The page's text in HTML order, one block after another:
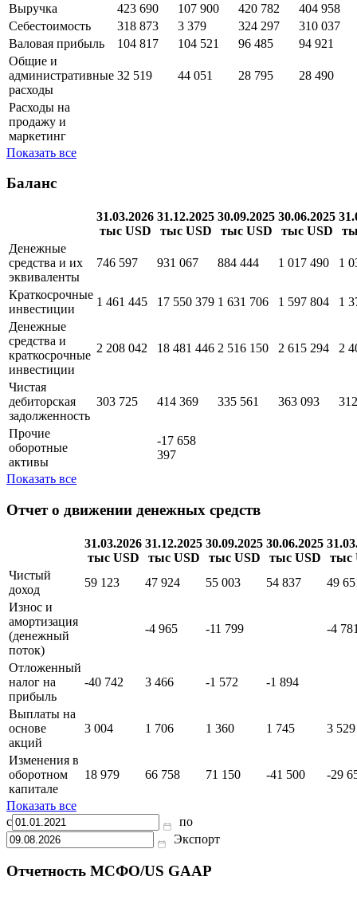
Выручка
423 690 107 900 420 782
404 958
Себестоимость
318 873 3 379 324 297
310 037
Валовая прибыль
104 817 104 521 96 485
94 921
Общие и
административные
расходы
32 519 44 051 28 795 28 490
Расходы на
продажу и
маркетинг
Показать все
Баланс
31.03.2026
тыс USD
31.12.2025
тыс USD
30.09.2025
тыс USD
30.06.2025
тыс USD
Денежные
средства и их
эквиваленты
746 597 931 067 884 444 1 017 490 1
Краткосрочные
инвестиции
1 461 445 17 550 379 1 631 706 1 597 804
1
Денежные
средства и
краткосрочные
инвестиции
2 208 042 18 481 446 2 516 150 2 615 294 2
Чистая
дебиторская
задолженность
303 725 414 369 335 561 363 093
Прочие
оборотные
активы
-17 658
397
Показать все
Отчет о движении денежных средств
31.03.2026
тыс USD
31.12.2025
тыс USD
30.09.2025
тыс USD
30.06.2025
тыс USD
тыс
Чистый
доход
59 123 47 924 55 003 54 837
49
Износ и
амортизация
(денежный
поток)
-4 965 -11 799 -4
Отложенный
налог на
прибыль
-40 742 3 466 -1 572 -1 894
Выплаты на
основе
акций
3 004 1 706 1 360 1 745 3 529
Изменения в
оборотном
капитале
18 979 66 758 71 150 -41 500 -29
Показать все
с
по
Экспорт
Отчетность МСФО/US GAAP